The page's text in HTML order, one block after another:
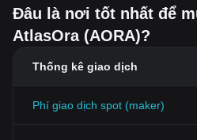
Đâu là nơi tốt nhất để
AtlasOra (AORA)?
Thống kê giao dịch
Phí giao dịch spot (maker)